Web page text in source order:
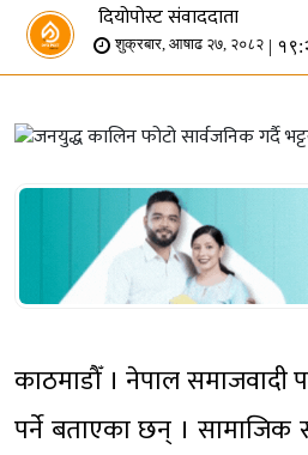
दियोपोस्ट संवाददाता
शुक्रबार, आषाढ २७, २०८२ |
काठमाडौँ । नेपाल समाजवादी
पर्ने बताएका छन् । सामाजिक